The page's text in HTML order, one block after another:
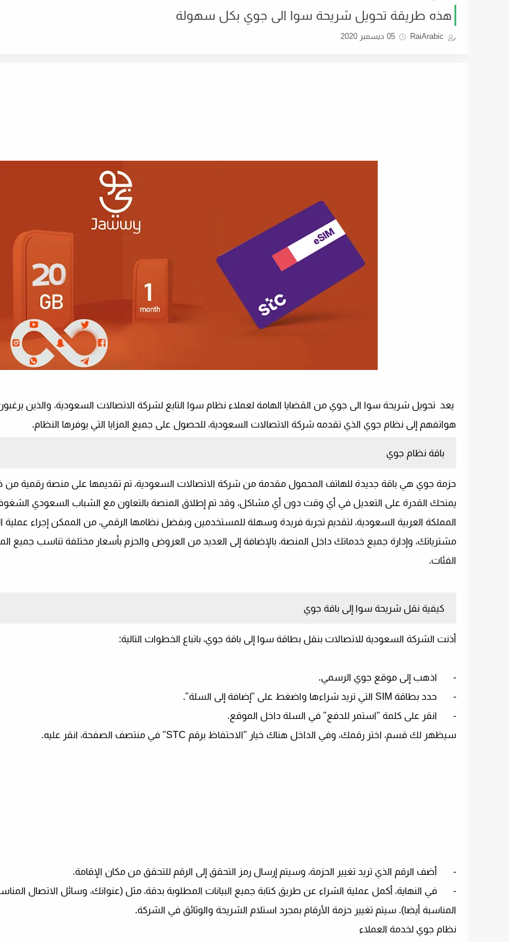
هذه طريقة تحويل شريحة سوا الى جوي بكل سهولة
RaiArabic 05 ديسمبر 2020
يعد تحويل شريحة سوا الى جوي من القضايا الهامة لعملاء نظام سوا التابع لشركة الاتصالات السعودية، والذين
هواتفهم إلى نظام جوي الذي تقدمه شركة الاتصالات السعودية، للحصول على جميع المزايا التي يوفرها النظام.
باقة نظام جوي
حزمة جوي هي باقة جديدة للهاتف المحمول مقدمة من شركة الاتصالات السعودية، تم تقديمها على منصة رقمية من
يمنحك القدرة على التعديل في أي وقت دون أي مشاكل، وقد تم إطلاق المنصة بالتعاون مع الشباب السعودي
المملكة العربية السعودية، لتقديم تجربة فريدة وسهلة للمستخدمين وبفضل نظامها الرقمي، من الممكن إجراء عملية
مشترياتك، وإدارة جميع خدماتك داخل المنصة، بالإضافة إلى العديد من العروض والحزم بأسعار مختلفة تناسب جميع
الفئات.
كيفية نقل شريحة سوا إلى باقة جوي
أذنت الشركة السعودية للاتصالات بنقل بطاقة سوا إلى باقة جوي، باتباع الخطوات التالية:
-
اذهب إلى موقع جوي الرسمي.
-
حدد بطاقة SIM التي تريد شراءها واضغط على "إضافة إلى السلة".
-
انقر على كلمة "استمر للدفع" في السلة داخل الموقع.
سيظهر لك قسم، اختر رقمك، وفي الداخل هناك خيار "الاحتفاظ برقم STC" في منتصف الصفحة، انقر عليه.
-
أضف الرقم الذي تريد تغيير الحزمة، وسيتم إرسال رمز التحقق إلى الرقم للتحقق من مكان الإقامة.
-
في النهاية، أكمل عملية الشراء عن طريق كتابة جميع البيانات المطلوبة بدقة، مثل (عنوانك، وسائل الاتصال
المناسبة أيضا). سيتم تغيير حزمة الأرقام بمجرد استلام الشريحة والوثائق في الشركة.
نظام جوي لخدمة العملاء